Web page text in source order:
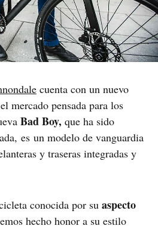
cuenta con un nuevo
mercado pensada para los
Bad Boy, que ha sido
es un modelo de vanguardia
y traseras integradas y
conocida por su aspecto
hecho honor a su estilo